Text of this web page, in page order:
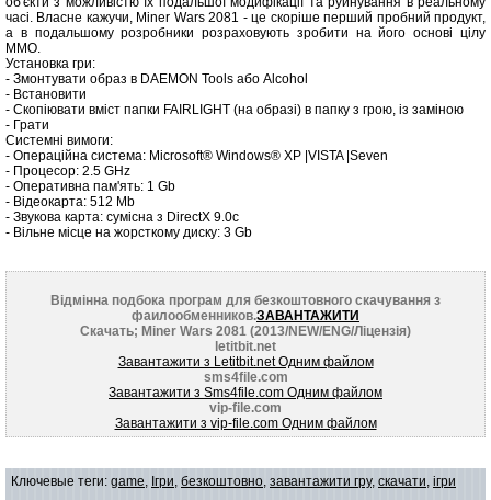
часі. Власне кажучи, Miner Wars 2081 - це скоріше перший пробний продукт,
а в подальшому розробники розраховують зробити на його основі цілу
MMO.
Установка гри:
- Змонтувати образ в DAEMON Tools або Alcohol
- Встановити
- Скопіювати вміст папки FAIRLIGHT (на образі) в папку з грою, із заміною
- Грати
Системні вимоги:
- Операційна система: Microsoft® Windows® XP |VISTA |Seven
- Процесор: 2.5 GHz
- Оперативна пам'ять: 1 Gb
- Відеокарта: 512 Mb
- Звукова карта: сумісна з DirectX 9.0c
- Вільне місце на жорсткому диску: 3 Gb
Відмінна подбока програм для безкоштовного скачування з
фаилообменников.ЗАВАНТАЖИТИ
Скачать; Miner Wars 2081 (2013/NEW/ENG/Ліцензія)
letitbit.net
Завантажити з Letitbit.net Одним файлом
sms4file.com
Завантажити з Sms4file.com Одним файлом
vip-file.com
Завантажити з vip-file.com Одним файлом
Ключевые теги: game, Ігри, безкоштовно, завантажити гру, скачати, ігри